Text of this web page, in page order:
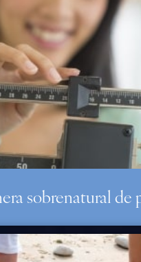
sobrenatural de